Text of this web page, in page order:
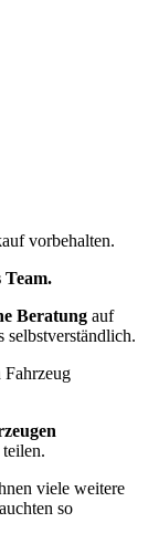
vorbehalten.
Beratung auf
selbstverständlich.
Fahrzeug
viele weitere
so